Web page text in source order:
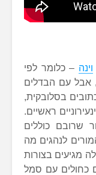
וינה – כלומר לפי
אבל עם הבדלים
בסלובקית,
ראשיים.
שרובם כוללים
לנהגים מה
מגיעים בצורות
כחולים עם סמל